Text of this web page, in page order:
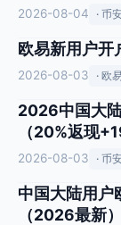
2026-08-04 · 币
欧易新用户开
2026-08-03 · 欧
2026中国大
（20%返现
2026-08-03 · 币
中国大陆用户
（2026最新）